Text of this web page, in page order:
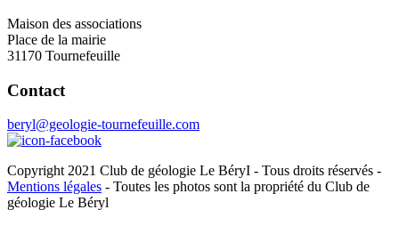
Maison des associations
Place de la mairie
31170 Tournefeuille
Contact
beryl@geologie-tournefeuille.com
Copyright 2021 Club de géologie Le BéryI - Tous droits réservés -
Mentions légales - Toutes les photos sont la propriété du Club de
géologie Le Béryl